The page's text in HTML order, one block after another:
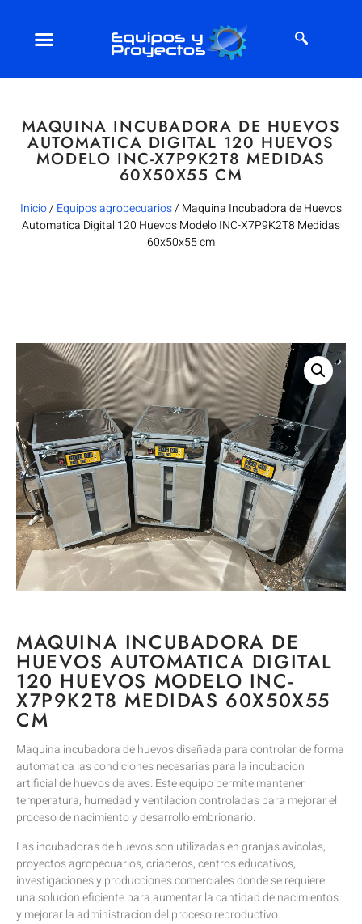
MAQUINA INCUBADORA DE HUEVOS
AUTOMATICA DIGITAL 120 HUEVOS
MODELO INC-X7P9K2T8 MEDIDAS
60X50X55 CM
Inicio/ Equipos agropecuarios/ Maquina Incubadora de Huevos
Automatica Digital 120 Huevos Modelo INC-X7P9K2T8 Medidas
60x50x55 cm
MAQUINA INCUBADORA DE
HUEVOS AUTOMATICA DIGITAL
120 HUEVOS MODELO INC-
X7P9K2T8 MEDIDAS 60X50X55
CM
Maquina incubadora de huevos diseñada para controlar de forma
automatica las condiciones necesarias para la incubacion
artificial de huevos de aves. Este equipo permite mantener
temperatura, humedad y ventilacion controladas para mejorar el
proceso de nacimiento y desarrollo embrionario.
Las incubadoras de huevos son utilizadas en granjas avicolas,
proyectos agropecuarios, criaderos, centros educativos,
investigaciones y producciones comerciales donde se requiere
una solucion eficiente para aumentar la cantidad de nacimientos
y mejorar la administracion del proceso reproductivo.